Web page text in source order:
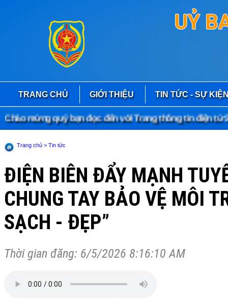
UỶ
TRANG CHỦ GIỚI THIỆU TIN TỨC - SỰ
mừng quý bạn đọc đến với Trang thông tin điện tử Sở
Trang chủ > Tin tức
ĐIỆN BIÊN ĐẨY MẠNH
CHUNG TAY BẢO VỆ MÔI
SẠCH - ĐẸP”
Thời gian đăng: 6/5/2026 8:16:10 AM